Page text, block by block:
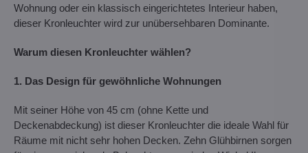
Wohnung oder ein klassisch eingerichtetes Interieur haben,
dieser Kronleuchter wird zur unübersehbaren Dominante.
Warum diesen Kronleuchter wählen?
1. Das Design für gewöhnliche Wohnungen
Mit seiner Höhe von 45 cm (ohne Kette und
Deckenabdeckung) ist dieser Kronleuchter die ideale Wahl für
Räume mit nicht sehr hohen Decken. Zehn Glühbirnen sorgen